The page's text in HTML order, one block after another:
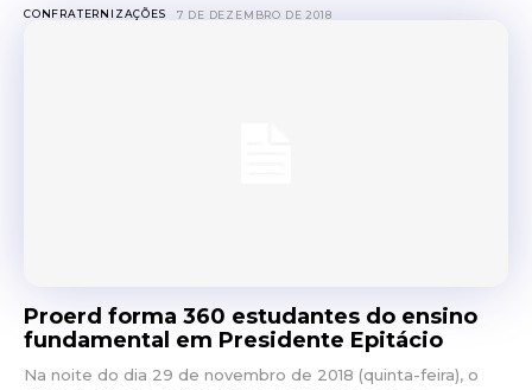
CONFRATERNIZAÇÕES 7 DE DEZEMBRO DE 2018
Proerd forma 360 estudantes do ensino
fundamental em Presidente Epitácio
Na noite do dia 29 de novembro de 2018 (quinta-feira), o